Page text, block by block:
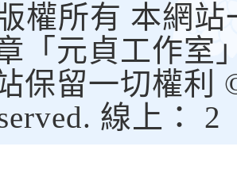
權所有 本網站
「元貞工作室
保留一切權利
線上： 2